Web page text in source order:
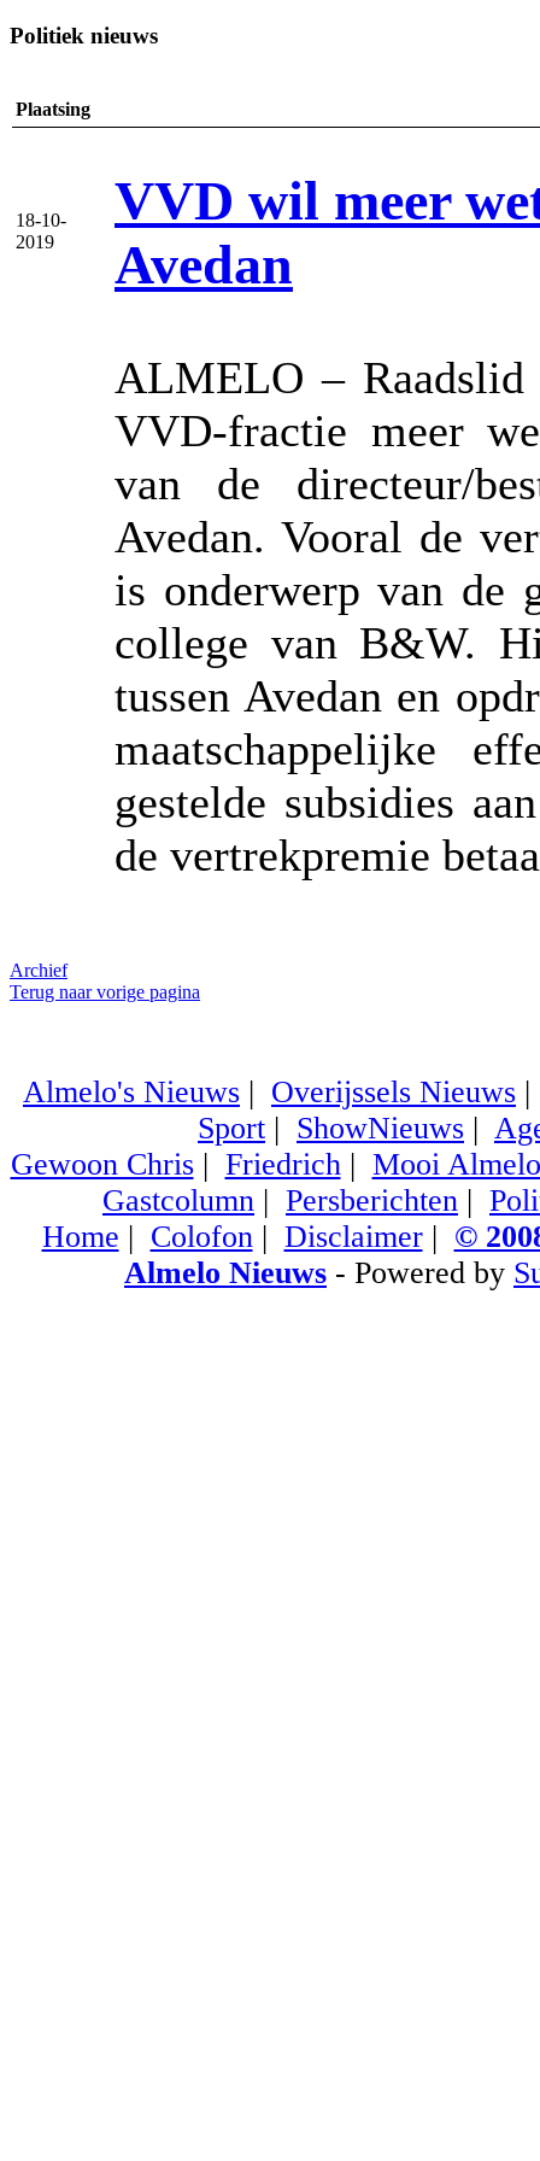
Politiek nieuws
Plaatsing
18-10-
2019
VVD wil meer
Avedan
ALMELO –
VVD-fractie meer
van de directeur/
Avedan. Vooral de
is onderwerp van de
college van B&W.
tussen Avedan en
maatschappelijke
gestelde subsidies
de vertrekpremie
Archief
Terug naar vorige pagina
Almelo's Nieuws | Overijssels Nieuws
Sport | ShowNieuws |
Gewoon Chris| Friedrich| Mooi Almelo
Gastcolumn | Persberichten |
Home | Colofon| Disclaimer| ©
Almelo Nieuws - Powered by